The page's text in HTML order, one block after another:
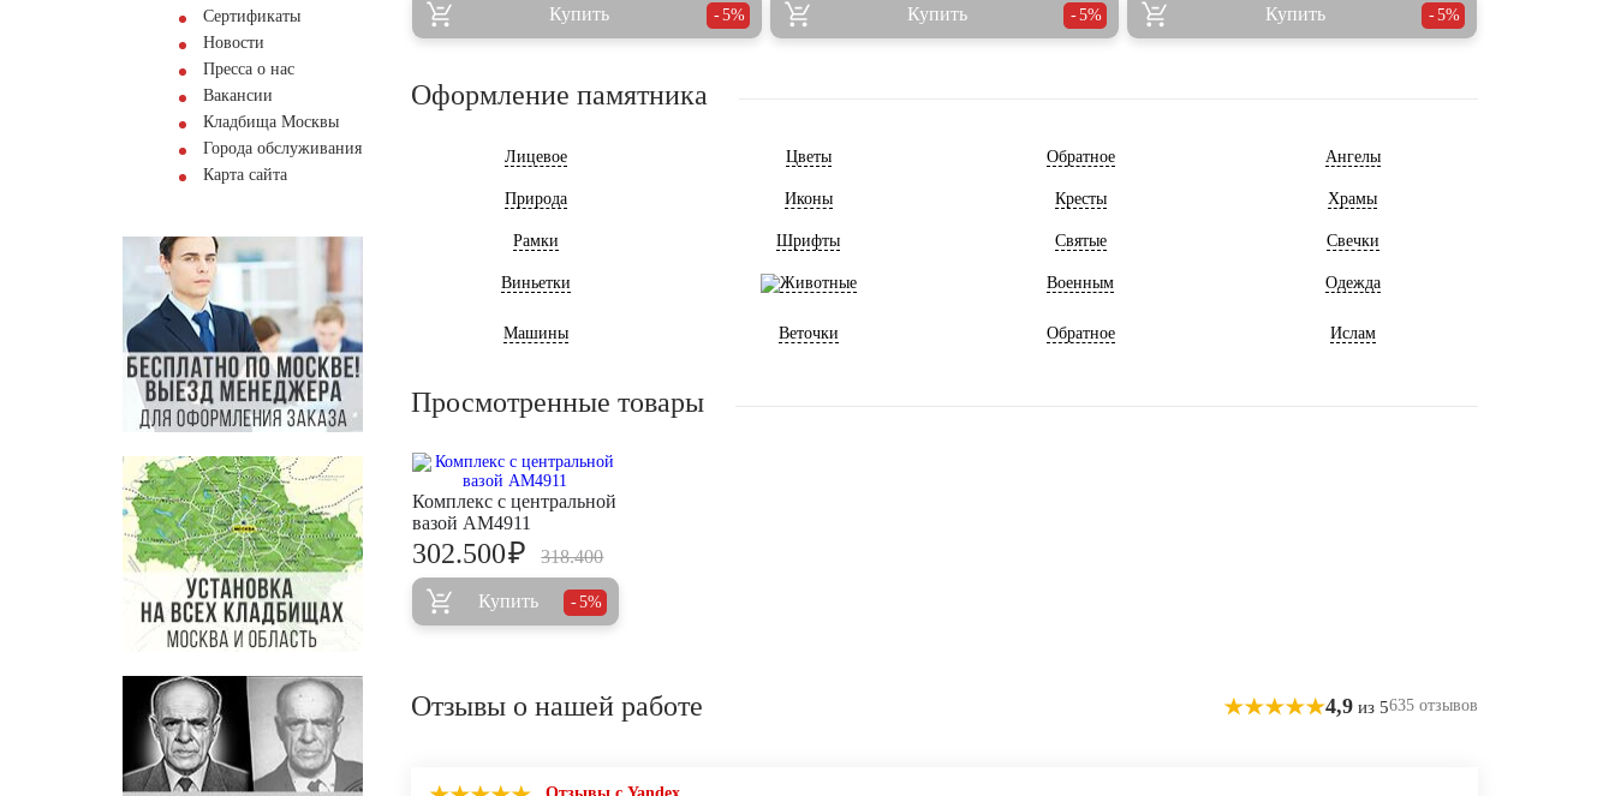
Сертификаты
Новости
Пресса о нас
Вакансии
Кладбища Москвы
Города обслуживания
Карта сайта
Купить 5% Купить 5% Купить 5%
Оформление памятника
Лицевое Цветы Обратное Ангелы
Природа Иконы Кресты Храмы
Рамки Шрифты Святые Свечки
Виньетки Животные Военным Одежда
Машины Веточки Обратное Ислам
Просмотренные товары
Комплекс с центральной
вазой AM4911
318.400
302.500₽
Купить 5%
Отзывы о нашей работе 4,9 из 5635 отзывов